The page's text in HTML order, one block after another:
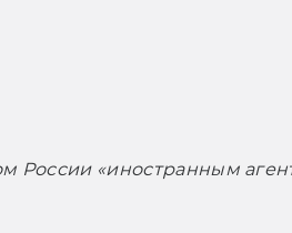
России «иностранным